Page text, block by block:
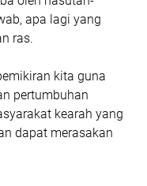
apa lagi yang
ras.
kita guna
pertumbuhan
kearah yang
dapat merasakan